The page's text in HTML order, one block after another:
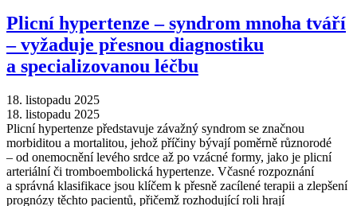
Plicní hypertenze –⁠ syndrom mnoha tváří
–⁠ vyžaduje přesnou diagnostiku
a specializovanou léčbu
18. listopadu 2025
18. listopadu 2025
Plicní hypertenze představuje závažný syndrom se značnou
morbiditou a mortalitou, jehož příčiny bývají poměrně různorodé
–⁠ od onemocnění levého srdce až po vzácné formy, jako je plicní
arteriální či tromboembolická hypertenze. Včasné rozpoznání
a správná klasifikace jsou klíčem k přesně zacílené terapii a zlepšení
prognózy těchto pacientů, přičemž rozhodující roli hrají